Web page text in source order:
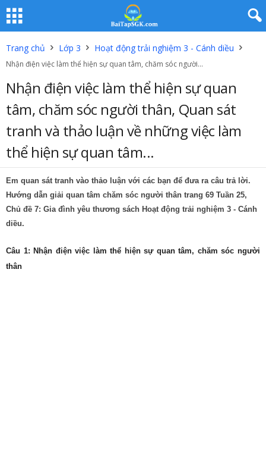
Trang chủ Lớp 3 Hoạt động trải nghiệm 3 - Cánh diều
Nhận điện việc làm thể hiện sự quan tâm, chăm sóc người...
Nhận điện việc làm thể hiện sự quan
tâm, chăm sóc người thân, Quan sát
tranh và thảo luận về những việc làm
thể hiện sự quan tâm...
Em quan sát tranh vào thảo luận với các bạn để đưa ra câu trả lời.
Hướng dẫn giải quan tâm chăm sóc người thân trang 69 Tuần 25,
Chủ đề 7: Gia đình yêu thương sách Hoạt động trải nghiệm 3 - Cánh
diều.
Câu 1: Nhận điện việc làm thể hiện sự quan tâm, chăm sóc người
thân